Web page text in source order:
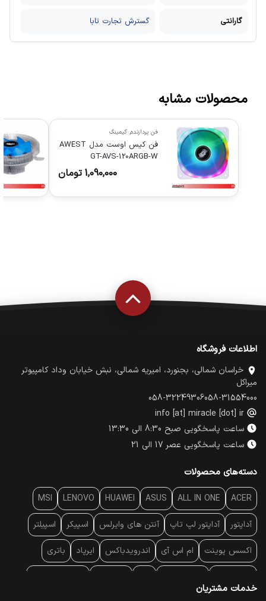
گارانتی گسترش تجارت تابا
محصولات مشابه
فن پردازنده, گیمینگ
فن کیس اوست مدل AWEST
GT-AVS-120ARGB-W
1,090,000 تومان
اطلاعات فروشگاه
خراسان شمالی، بجنورد، امیریه شمالی، نبش خیابان وداد کامپیوتر
میراکل
058-31554000
058-32249306
info [at] miracle [dot] ir
ساعت پاسخگویی صبح 8:30 الی 13:30
ساعت پاسخگویی عصر 17 الی 21
دسته‌های محصولات
ACER
ALL IN ONE
ASUS
HUAWEI
LENOVO
MSI
آداپتور آداپتور لپ تاپ آنتن‌ های وایرلس اسپیکر اسپیلتر
اکسس پوینت ام اس آی اندرویدباکس ایرپاد باتری
خدمات مشتریان